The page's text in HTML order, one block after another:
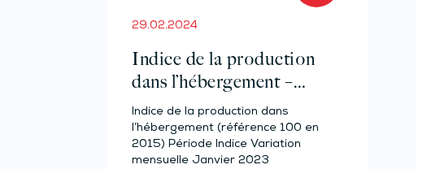
29.02.2024
Indice de la production
dans l’hébergement –
Année 2023
Indice de la production dans
l’hébergement (référence 100 en
2015) Période Indice Variation
mensuelle Janvier 2023